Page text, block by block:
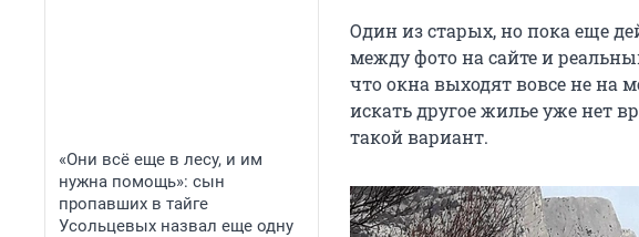
«Они всё еще в лесу, и им
нужна помощь»: сын
пропавших в тайге
Усольцевых назвал еще одну
Один из старых, но пока еще
между фото на сайте и
что окна выходят вовсе не на
искать другое жилье уже нет
такой вариант.